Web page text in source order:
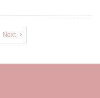
Next